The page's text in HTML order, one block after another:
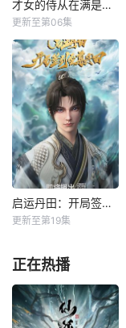
才女的侍从在满是高岭之花的贵族学校暗中照顾（毫无生活自理能力的）学院第一大小姐
更新至第06集
启运丹田：开局签到至尊丹田
更新至第19集
正在热播